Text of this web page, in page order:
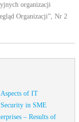
organizacji
Organizacji”, Nr 2